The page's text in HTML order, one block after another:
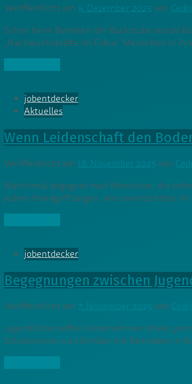
Veröffentlicht am 9. Dezember 2025 von
Schon beim Betreten der Backstube wurde
„Nachwuchskräfte im Fokus“ Menschen in
jobentdecker
Aktuelles
Wenn Leidenschaft den
Veröffentlicht am 18. November 2025 von
Manchmal begegnet man Menschen, die
jedem Handgriff zeigen, wie unverzichtbar
jobentdecker
Begegnungen zwischen
Veröffentlicht am 7. November 2025 von
Jugendliche treffen Unternehmen direkt,
Schülerinnen und Schüler mit Betrieben in